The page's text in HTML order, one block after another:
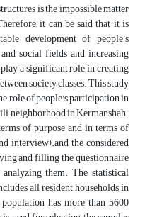
is the impossible matter
it can be said that it is
development of people's
social fields and increasing
a significant role in creating
society classes. This study
role of people's participation in
neighborhood in Kermanshah.
of purpose and in terms of
interview).and the considered
and filling the questionnaire
them. The statistical
all resident households in
has more than 5600